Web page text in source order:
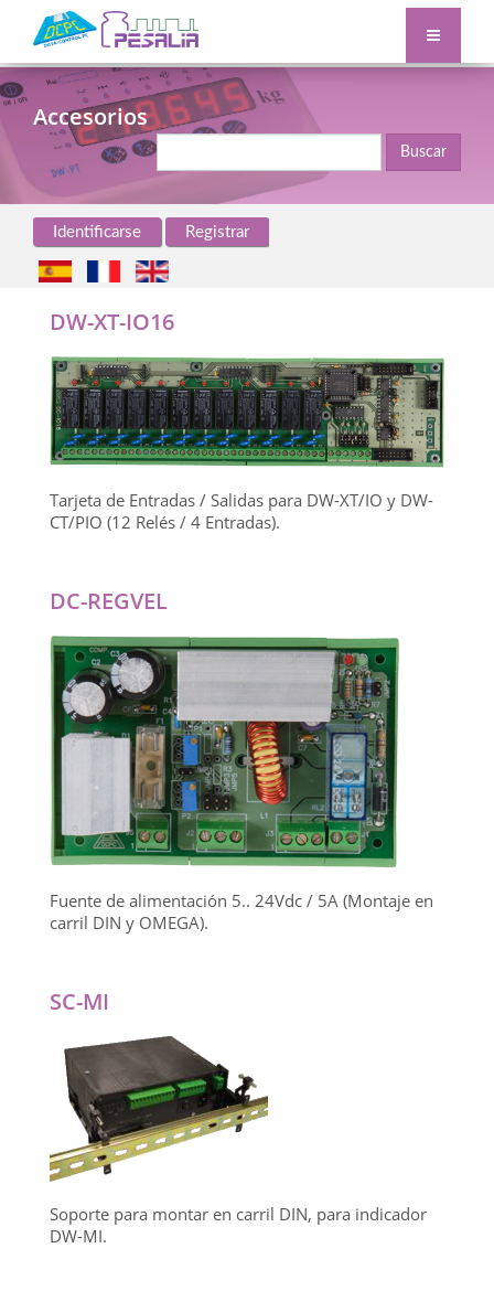
Accesorios
Buscar
Identificarse Registrar
DW-XT-IO16
Tarjeta de Entradas / Salidas para DW-XT/IO y DW-
CT/PIO (12 Relés / 4 Entradas).
DC-REGVEL
Fuente de alimentación 5.. 24Vdc / 5A (Montaje en
carril DIN y OMEGA).
SC-MI
Soporte para montar en carril DIN, para indicador
DW-MI.